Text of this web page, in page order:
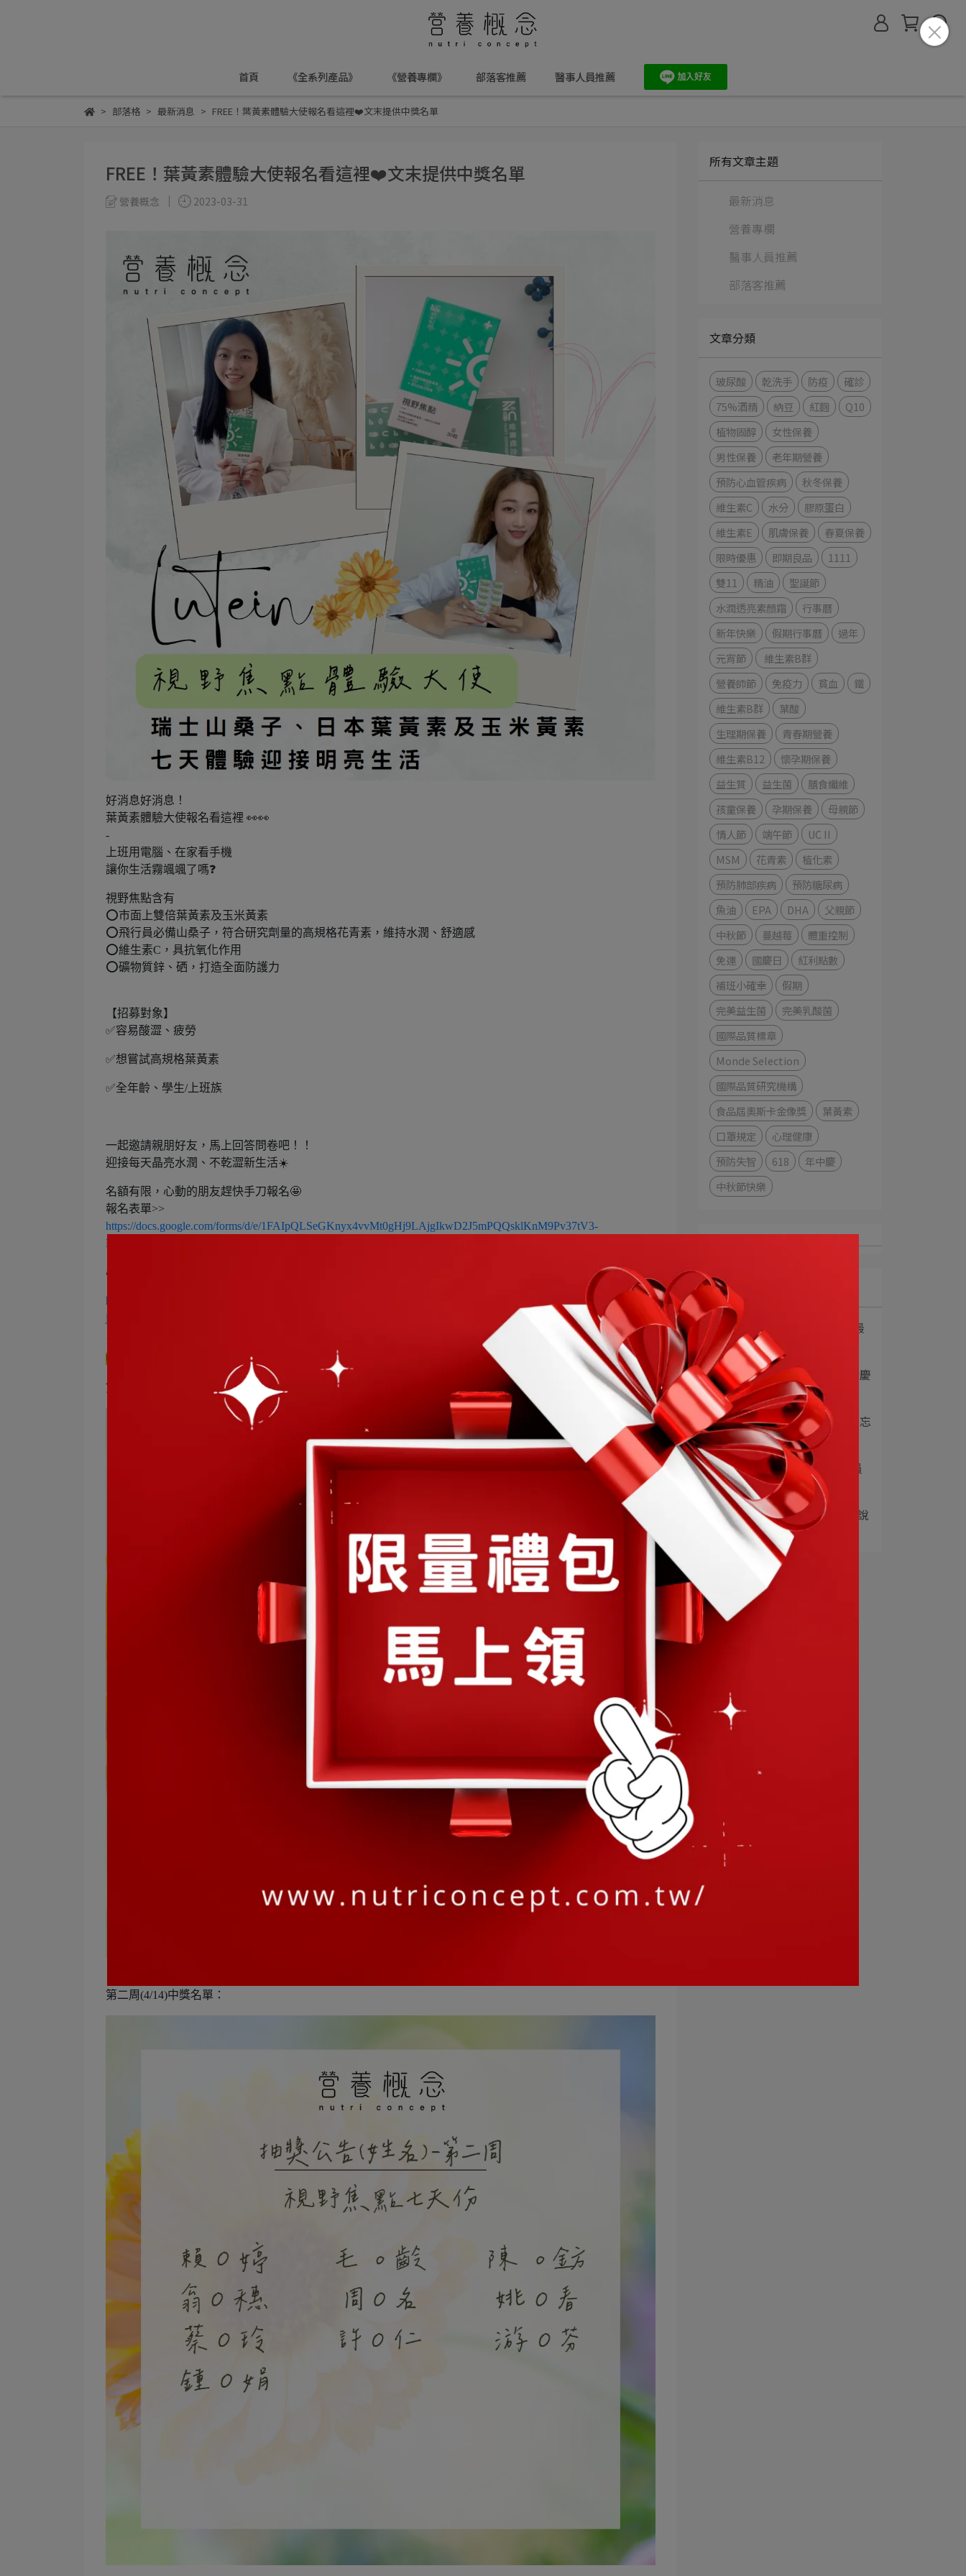
首頁 《全系列產品》 《營養專欄》 部落客推薦 醫事人員推薦
部落格 最新消息 FREE！葉黃素體驗大使報名看這裡❤️文末提供中獎名單
FREE！葉黃素體驗大使報名看這裡❤️文末提供中獎名單
營養概念 2023-03-31
好消息好消息！
葉黃素體驗大使報名看這裡 👀👀
-
上班用電腦、在家看手機
讓你生活霧颯颯了嗎❓
視野焦點含有
⭕️市面上雙倍葉黃素及玉米黃素
⭕️飛行員必備山桑子，符合研究劑量的高規格花青素，維持水潤、舒適感
⭕️維生素C，具抗氧化作用
⭕️礦物質鋅、硒，打造全面防護力
【招募對象】
✅容易酸澀、疲勞
✅想嘗試高規格葉黃素
✅全年齡、學生/上班族
一起邀請親朋好友，馬上回答問卷吧！！
迎接每天晶亮水潤、不乾澀新生活☀️
名額有限，心動的朋友趕快手刀報名🤩
報名表單>>
https://docs.google.com/forms/d/e/1FAIpQLSeGKnyx4vvMt0gHj9LAjgIkwD2J5mPQQsklKnM9Pv37tV3-
KA/viewform
心得回填表單>>
https://docs.google.com/forms/d/e/1FAIpQLSfeMFsG2_cQEwn1INmNhmp3kp-SRR7uYlw22Jz-
jlOHGeOb1A/viewform
中獎名單_請中獎人私訊官方LINE(@ncnc)，並提供：收件人姓名、聯絡方式、收件地址
第一周(4/7)中獎名單：
第二周(4/14)中獎名單：
所有文章主題
最新消息
營養專欄
醫事人員推薦
部落客推薦
文章分類
玻尿酸 乾洗手 防疫
確診
75%酒精
納豆 紅麴
Q10
植物固醇
女性保養
男性保養
老年期營養
預防心血管疾病
秋冬保養
維生素C
水分
膠原蛋白
維生素E
肌膚保養
春夏保養
限時優惠
即期良品
1111
雙11
精油
聖誕節
水潤透亮素顏霜
行事曆
新年快樂
假期行事曆
過年
元宵節
維生素B群
營養師節
免疫力 貧血
鐵
維生素B群
葉酸
生理期保養
青春期營養
維生素B12
懷孕期保養
益生質
益生菌
膳食纖維
孩童保養
孕期保養
母親節
情人節
端午節
UC II
MSM
花青素
植化素
預防肺部疾病
預防糖尿病
魚油
EPA DHA
父親節
中秋節
蔓越莓
體重控制
免運
國慶日
紅利點數
補班小確幸
假期
完美益生菌
完美乳酸菌
國際品質標章
Monde Selection
國際品質研究機構
食品屆奧斯卡金像獎
葉黃素
口罩規定
心理健康
預防失智
618
年中慶
中秋節快樂
最新文章
1
114.02.08補班指定品項最
低五折起
2 雙十節快樂！一起為台灣慶
祝(❛◡❛✿)
3 中秋節快樂！烤肉團員不忘
分享營養概念給親⋯
4 2024營養概念年中慶會員
福利！ 消費點⋯
5 紅麴_循環焦點 相關產品說